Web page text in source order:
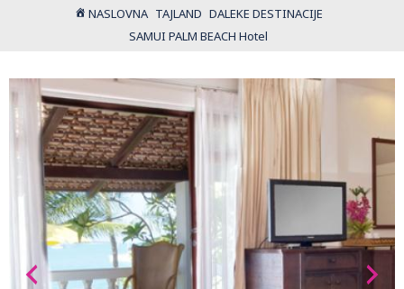
NASLOVNA TAJLAND DALEKE DESTINACIJE
SAMUI PALM BEACH Hotel